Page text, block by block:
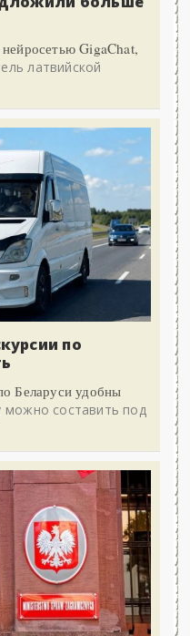
GigaChat,
латвийской
по
Беларуси удобны
составить под